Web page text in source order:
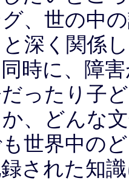
グ、世の中
深く関係
時に、障
ったり子
、どんな
世界中の
された知